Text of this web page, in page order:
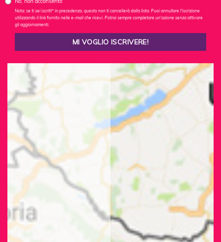
Nota: se ti sei iscritt* in precedenza, questo non ti cancellerà dalla lista. Puoi annullare l'iscrizione
utilizzando il link fornito nelle e-mail che ricevi. Potrai sempre completare un'azione senza attivare
gli aggiornamenti.